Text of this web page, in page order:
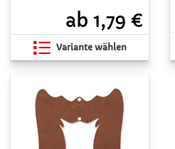
ab 1,79 €
Variante wählen